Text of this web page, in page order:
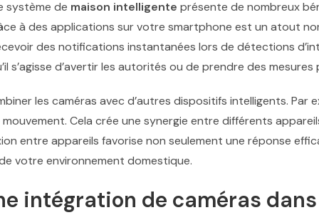
système de maison intelligente présente de nombreux
à des applications sur votre smartphone est un atout
des notifications instantanées lors de détections
s’agisse d’avertir les autorités ou de prendre des mesures
les caméras avec d’autres dispositifs intelligents. Par
Cela crée une synergie entre différents
entre appareils favorise non seulement une réponse
votre environnement domestique.
intégration de caméras